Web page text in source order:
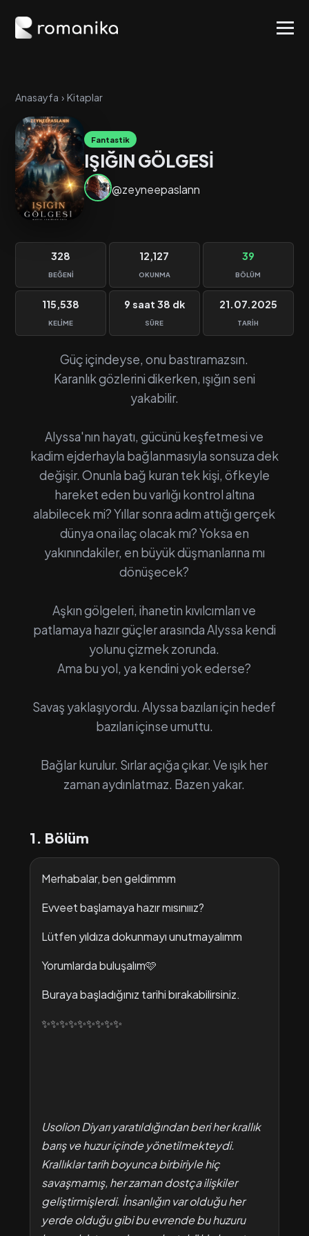
Anasayfa › Kitaplar
Fantastik
IŞIĞIN GÖLGESİ
@zeyneepaslann
328
BEĞENI
12,127
OKUNMA
39
BÖLÜM
115,538
KELIME
9 saat 38 dk
SÜRE
21.07.2025
TARIH
Güç içindeyse, onu bastıramazsın.
Karanlık gözlerini dikerken, ışığın seni
yakabilir.
Alyssa'nın hayatı, gücünü keşfetmesi ve
kadim ejderhayla bağlanmasıyla sonsuza dek
değişir. Onunla bağ kuran tek kişi, öfkeyle
hareket eden bu varlığı kontrol altına
alabilecek mi? Yıllar sonra adım attığı gerçek
dünya ona ilaç olacak mı? Yoksa en
yakınındakiler, en büyük düşmanlarına mı
dönüşecek?
Aşkın gölgeleri, ihanetin kıvılcımları ve
patlamaya hazır güçler arasında Alyssa kendi
yolunu çizmek zorunda.
Ama bu yol, ya kendini yok ederse?
Savaş yaklaşıyordu. Alyssa bazıları için hedef
bazıları içinse umuttu.
Bağlar kurulur. Sırlar açığa çıkar. Ve ışık her
zaman aydınlatmaz. Bazen yakar.
1. Bölüm
Merhabalar, ben geldimmm
Evveet başlamaya hazır mısınııız?
Lütfen yıldıza dokunmayı unutmayalımm
Yorumlarda buluşalım🩷
Buraya başladığınız tarihi bırakabilirsiniz.
✨✨✨✨✨✨✨✨✨
Usolion Diyarı yaratıldığından beri her krallık
barış ve huzur içinde yönetilmekteydi.
Krallıklar tarih boyunca birbiriyle hiç
savaşmamış, her zaman dostça ilişkiler
geliştirmişlerdi. İnsanlığın var olduğu her
yerde olduğu gibi bu evrende bu huzuru